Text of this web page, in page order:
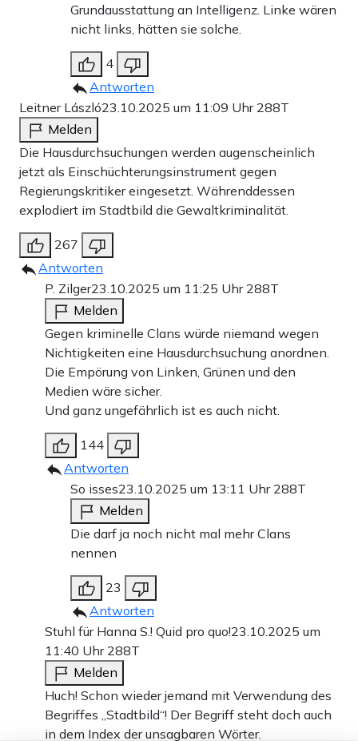
Grundausstattung an Intelligenz. Linke wären
nicht links, hätten sie solche.
4
Antworten
Leitner László23.10.2025 um 11:09 Uhr 288T
Melden
Die Hausdurchsuchungen werden augenscheinlich
jetzt als Einschüchterungsinstrument gegen
Regierungskritiker eingesetzt. Währenddessen
explodiert im Stadtbild die Gewaltkriminalität.
267
Antworten
P. Zilger23.10.2025 um 11:25 Uhr 288T
Melden
Gegen kriminelle Clans würde niemand wegen
Nichtigkeiten eine Hausdurchsuchung anordnen.
Die Empörung von Linken, Grünen und den
Medien wäre sicher.
Und ganz ungefährlich ist es auch nicht.
144
Antworten
So isses23.10.2025 um 13:11 Uhr 288T
Melden
Die darf ja noch nicht mal mehr Clans
nennen
23
Antworten
Stuhl für Hanna S.! Quid pro quo!23.10.2025 um
11:40 Uhr 288T
Melden
Huch! Schon wieder jemand mit Verwendung des
Begriffes „Stadtbild“! Der Begriff steht doch auch
in dem Index der unsagbaren Wörter.